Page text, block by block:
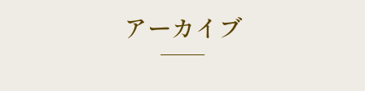
アーカイブ